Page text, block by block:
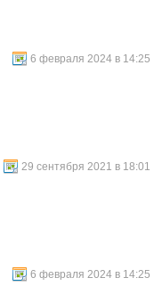
6 февраля 2024 в 14:25
29 сентября 2021 в 18:01
6 февраля 2024 в 14:25